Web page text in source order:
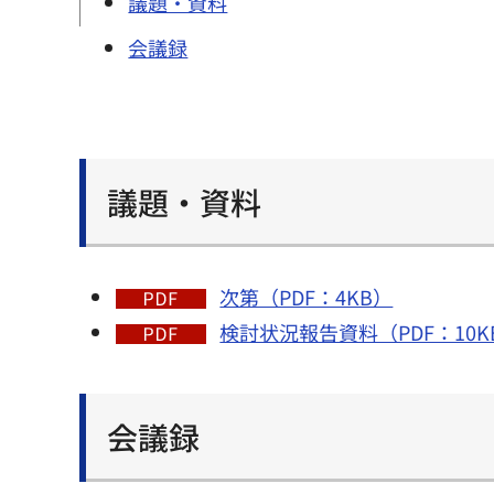
会議録
議題・資料
次第（PDF：4KB）
検討状況報告資料（PDF：
会議録